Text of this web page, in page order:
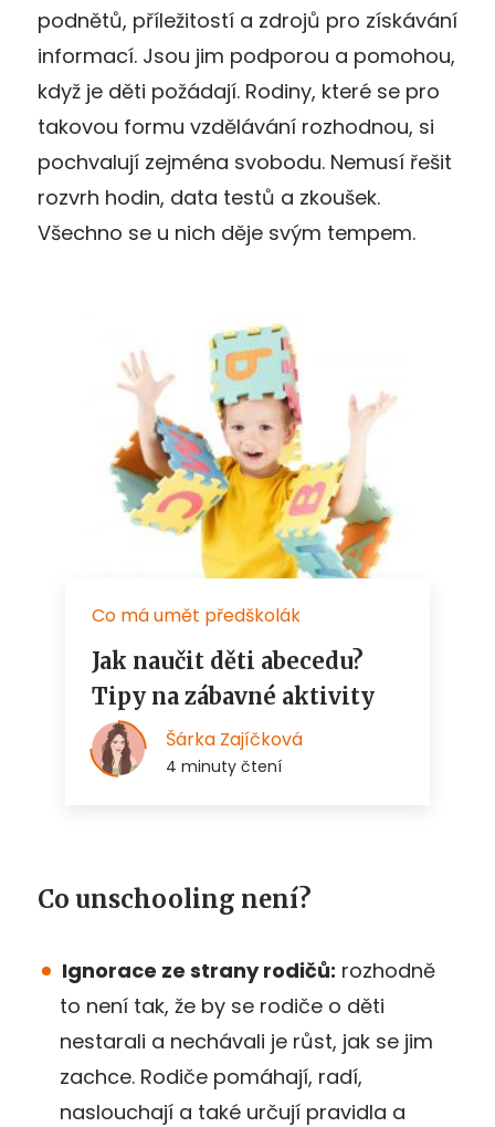
podnětů, příležitostí a zdrojů pro získávání
informací. Jsou jim podporou a pomohou,
když je děti požádají. Rodiny, které se pro
takovou formu vzdělávání rozhodnou, si
pochvalují zejména svobodu. Nemusí řešit
rozvrh hodin, data testů a zkoušek.
Všechno se u nich děje svým tempem.
Co unschooling není?
Ignorace ze strany rodičů: rozhodně
to není tak, že by se rodiče o děti
nestarali a nechávali je růst, jak se jim
zachce. Rodiče pomáhají, radí,
naslouchají a také určují pravidla a